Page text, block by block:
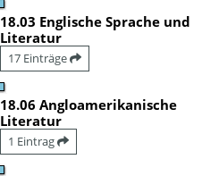
18.03 Englische Sprache und
Literatur
17 Einträge
18.06 Angloamerikanische
Literatur
1 Eintrag